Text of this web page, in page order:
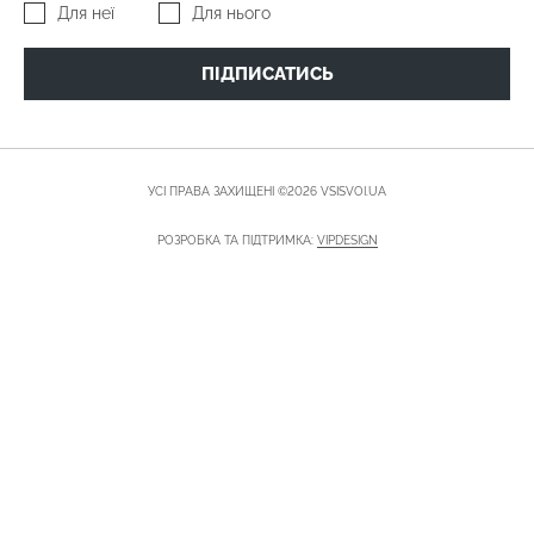
Для неї Для нього
ПІДПИСАТИСЬ
УСІ ПРАВА ЗАХИЩЕНІ ©2026 VSISVOI.UA
РОЗРОБКА ТА ПІДТРИМКА: VIPDESIGN